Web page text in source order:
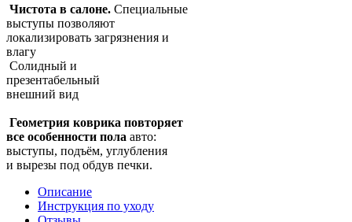
Чистота в салоне. Специальные
выступы позволяют
локализировать загрязнения и
влагу
Солидный и
презентабельный
внешний вид
Геометрия коврика повторяет
все особенности пола авто:
выступы, подъём, углубления
и вырезы под обдув печки.
Описание
Инструкция по уходу